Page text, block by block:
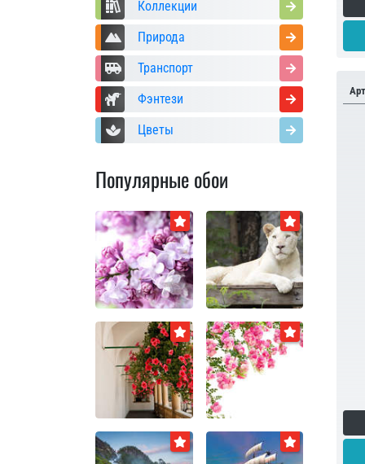
Коллекции
Природа
Транспорт
Фэнтези
Цветы
Популярные обои